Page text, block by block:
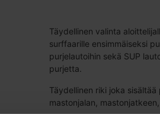
Täydellinen valinta
surffaarille ensimmäiseksi
purjelautoihin sekä SUP
purjetta.
Täydellinen riki joka sisältää
mastonjalan,